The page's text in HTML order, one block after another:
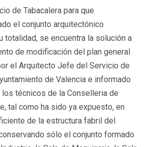
de Tabacalera para que
el conjunto arquitectónico
totalidad, se encuentra la solución a
de modificación del plan general
el Arquitecto Jefe del Servicio de
de Valencia e informado
técnicos de la Conselleria de
tal como ha sido ya expuesto, en
de la estructura fabril del
sólo el conjunto formado